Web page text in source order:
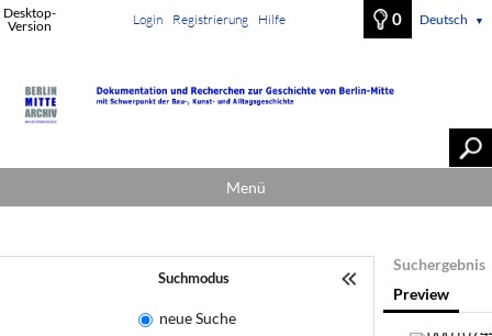
Desktop-
Version
Login Registrierung Hilfe 0 Deutsch ▼
Menü
Suchmodus
neue Suche
Suchergebnis
Preview